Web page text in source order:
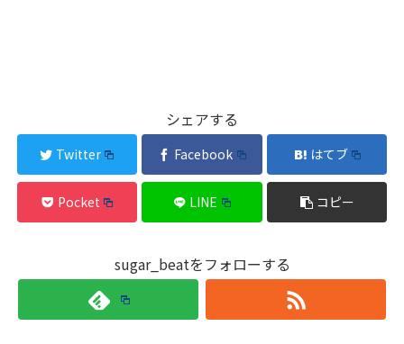
シェアする
Twitter Facebook はてブ
Pocket LINE コピー
sugar_beatをフォローする